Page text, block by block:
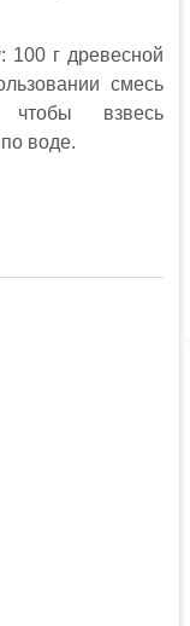
100 г древесной
смесь
взвесь
воде.